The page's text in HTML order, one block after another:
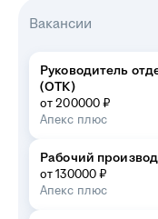
Вакансии
Руководитель
(ОТК)
от 200000 ₽
Апекс плюс
Рабочий
от 130000 ₽
Апекс плюс